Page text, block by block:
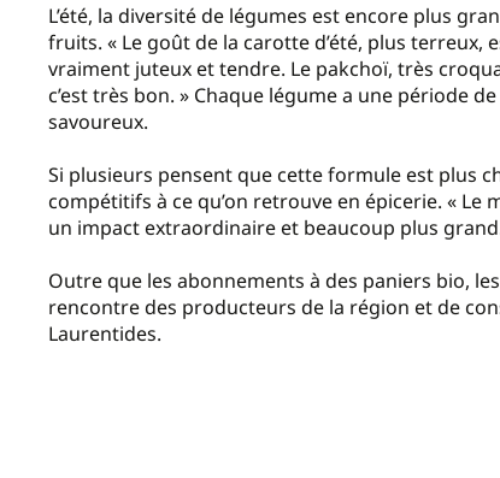
L’été, la diversité de légumes est encore plus
fruits. « Le goût de la carotte d’été, plus
vraiment juteux et tendre. Le pakchoï, très
c’est très bon. » Chaque légume a une période
savoureux.
Si plusieurs pensent que cette formule est plus
compétitifs à ce qu’on retrouve en épicerie. « Le
un impact extraordinaire et beaucoup plus
Outre que les abonnements à des paniers bio,
rencontre des producteurs de la région et de
Laurentides.